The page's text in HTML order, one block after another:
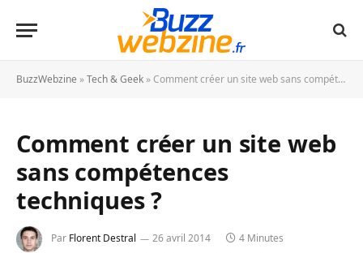
BuzzWebzine »Tech & Geek » Comment créer un site web sans compétences techniques ?
Comment créer un site web
sans compétences
techniques ?
Par Florent Destral 26 avril 2014
4 Minutes